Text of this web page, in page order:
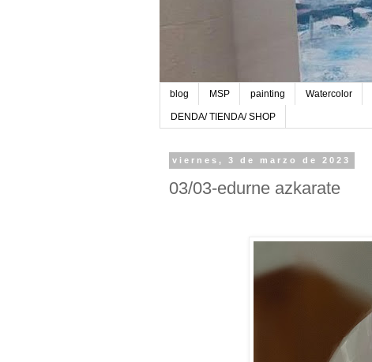
blog MSP painting Watercolor
DENDA/ TIENDA/ SHOP
viernes, 3 de marzo de 2023
03/03-edurne azkarate